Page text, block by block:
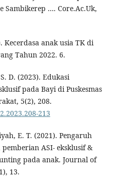
Sambikerep …. Core.Ac.Uk,
Kecerdasa anak usia TK di
Tahun 2022. 6.
D. (2023). Edukasi
pada Bayi di Puskesmas
5(2), 208.
213
E. T. (2021). Pengaruh
ASI- eksklusif &
pada anak. Journal of
13.